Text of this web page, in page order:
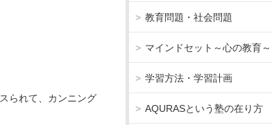
られて、カンニング
教育問題・社会問題
マインドセット～心の教育～
学習方法・学習計画
AQURASという塾の在り方